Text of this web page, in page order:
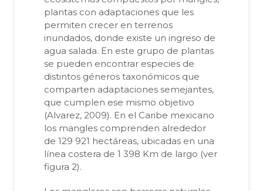
plantas con adaptaciones que les
permiten crecer en terrenos
inundados, donde existe un ingreso de
agua salada. En este grupo de plantas
se pueden encontrar especies de
distintos géneros taxonómicos que
comparten adaptaciones semejantes,
que cumplen ese mismo objetivo
(Alvarez, 2009). En el Caribe mexicano
los mangles comprenden alrededor
de 129 921 hectáreas, ubicadas en una
línea costera de 1 398 Km de largo (ver
figura 2).